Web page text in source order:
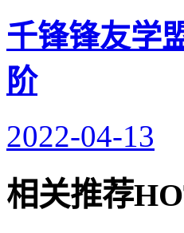
千锋锋友学
阶
2022-04-13
相关推荐